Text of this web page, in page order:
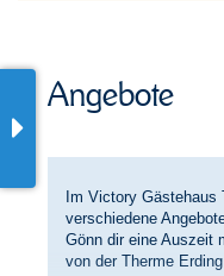
Angebote
Im Victory Gästehaus
verschiedene
Gönn dir eine Auszeit
von der Therme